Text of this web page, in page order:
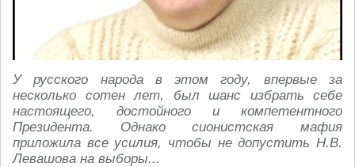
У русского народа в этом году, впервые за
несколько сотен лет, был шанс избрать себе
настоящего, достойного и компетентного
Президента. Однако сионистская мафия
приложила все усилия, чтобы не допустить Н.В.
Левашова на выборы...